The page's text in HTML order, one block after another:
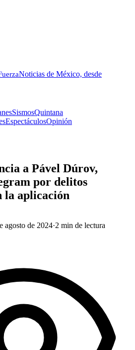
Noticias de México, desde
SismosQuintana
EspectáculosOpinión
a Pável Dúrov,
por delitos
la aplicación
agosto de 2024·2 min de lectura